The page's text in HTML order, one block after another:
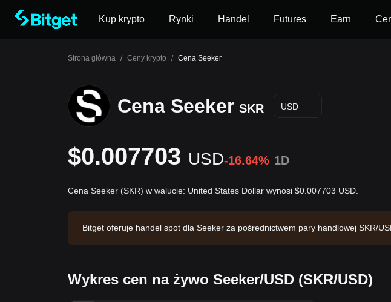
Kup krypto Rynki Handel Futures Earn
Strona główna / Ceny krypto / Cena Seeker
Cena Seeker SKR USD
$0.007703 USD-16.64% 1D
Cena Seeker (SKR) w walucie: United States Dollar wynosi $0.007703 USD.
Bitget oferuje handel spot dla Seeker za pośrednictwem pary handlowej SKR/
Wykres cen na żywo Seeker/USD (SKR/USD)